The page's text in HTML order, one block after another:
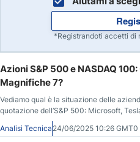
*Registrandoti accetti di
Azioni S&P 500 e NASDAQ
Magnifiche 7?
Vediamo qual è la situazione delle
quotazione dell’S&P 500: Microsoft,
Nvidia oggi 24/06.
Analisi Tecnica 24/06/2025 10:26 GMT0